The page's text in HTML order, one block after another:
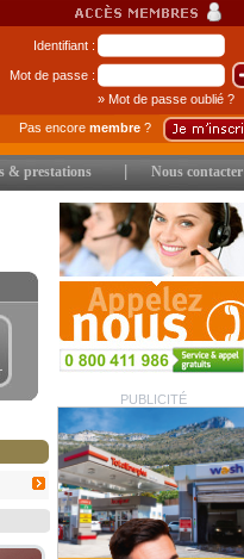
Identifiant :
Mot de passe :
» Mot de passe oublié ?
Pas encore membre ?
& prestations Nous contacter
PUBLICITÉ